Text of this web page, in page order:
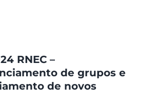
RNEC –
de grupos e
de novos